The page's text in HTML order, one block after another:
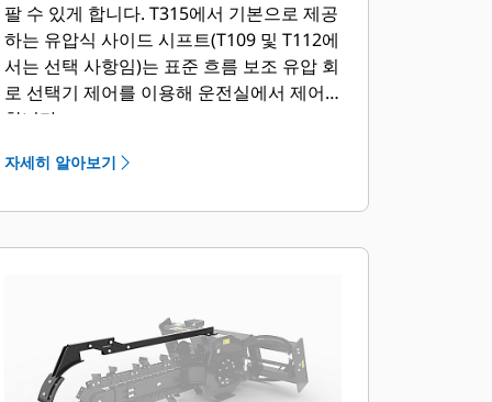
팔 수 있게 합니다. T315에서 기본으로 제공
하는 유압식 사이드 시프트(T109 및 T112에
서는 선택 사항임)는 표준 흐름 보조 유압 회
로 선택기 제어를 이용해 운전실에서 제어
합니다.
자세히 알아보기